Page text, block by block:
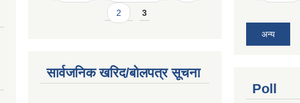
2 3
सार्वजनिक खरिद/बोलपत्र सूचना
अन्य
Poll